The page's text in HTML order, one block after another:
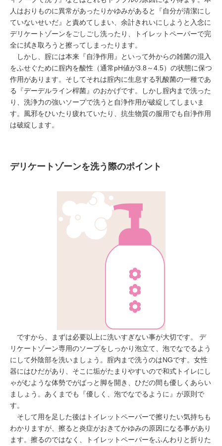
人はおりものに異常があったりかゆみがあると『自分が清潔にし
ていないせいだ』と責めてしまい、余計きれいにしようと入念に
デリケートゾーンをごしごし洗ったり、トイレットペーパーで完
全に拭き取ろうと擦ってしまったります。
しかし、腟には本来『自浄作用』といって外からの雑菌の混入
をふせぐために腟内を酸性（通常pH値が3.8～4.5）の状態に保つ
作用があります。そしてそれは腟内に生息する乳酸菌の一種であ
る『デーデルライン桿菌』のおかげです。しかし腟内まで洗った
り、洗浄力の強いソープで洗うと自浄作用が破綻してしまいま
す。風邪をひいたり疲れていたり、抗生物質の服用でも自浄作用
は破綻します。
デリケートゾーンを洗う際のポイント
ですから、まずは必要以上に洗いすぎない事が大切です。 デ
リケートゾーン専用のソープをしっかり泡立て、泡でなでるよう
にして外陰部を洗いましょう。腟内まで洗うのはNGです。女性
器にはひだがあり、そこに垢がたまりやすいので和式トイレにし
ゃがむような体勢でがばっと脚を開き、ひだの間も優しくあらい
ましょう。あくまでも『優しく、泡でなでるように』が原則で
す。
そして用を足した後はトイレットペーパーで擦りたい気持ちも
わかりますが、擦ると炎症がおきてかゆみの原因になる事があり
ます。擦るのではなく、トイレットペーパーをふんわりと折りた